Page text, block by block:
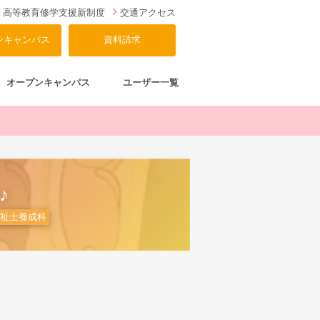
高等教育修学支援新制度 交通アクセス
キャンパス 資料請求
オープンキャンパス ユーザー一覧
士養成科